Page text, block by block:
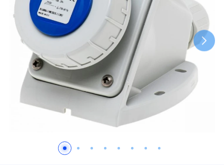
НОВИНИ
КОНТАКТИ
СИСТЕМИ ШИНОПРОВОДІВ ТА СТРУМОПРОВОДІВ